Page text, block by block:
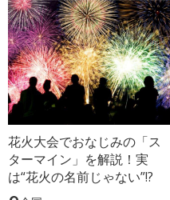
花火大会でおなじみの「ス
ターマイン」を解説！実
は“花火の名前じゃない”!?